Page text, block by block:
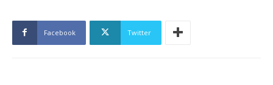
Facebook Twitter